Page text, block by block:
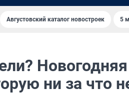
Августовский каталог новостроек 5
Новогодняя
ни за что